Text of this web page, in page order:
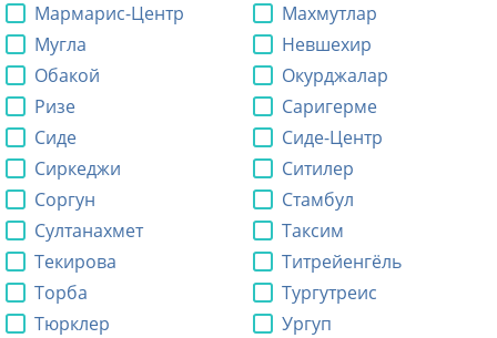
Мармарис-Центр
Махмутлар
Мугла
Невшехир
Обакой
Окурджалар
Ризе
Саригерме
Сиде
Сиде-Центр
Сиркеджи
Ситилер
Соргун
Стамбул
Султанахмет
Таксим
Текирова
Титрейенгёль
Торба
Тургутреис
Тюрклер
Ургуп